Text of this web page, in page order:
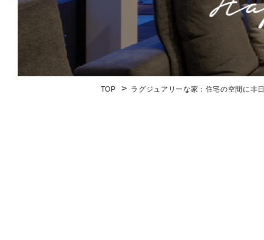
会社概要
TOP ラグジュアリーな家：住宅の空間に非